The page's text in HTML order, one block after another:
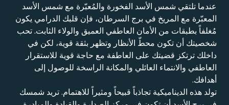
عندما تلتقي شمس الأسد الفخورة والمُعبّرة مع شمس الأسد
المعبّرة مع المريخ في برج السرطان، فإن قلبك الدرامي يكون
مُغلفاً بطبقات من الأمان العاطفي العميق والولاء الثابت. تحب
شخصيتك أن تكون محطّ الأنظار وتظهر بثقة قوية، لكن في
داخلك ترتكز قضيتك على العاطفة مع حاجة قوية للاستقرار
العاطفي والانتماء العائلي والمكانة الراسخة للوصول إلى
أهدافك.
تولد هذه الديناميكية تجاذباً قبيحاً ومثيراً للاهتمام. تريد شمسك